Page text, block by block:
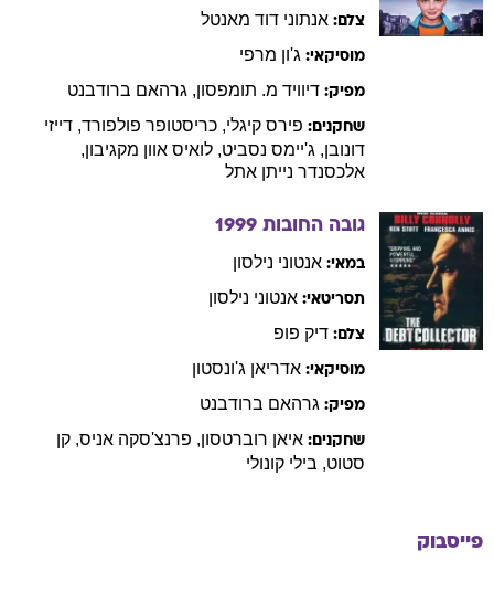
צלם: אנתוני דוד מאנטל
מוסיקאי: ג'ון מרפי
מפיק: דיוויד מ. תומפסון, גרהאם ברודבנט
שחקנים: פירס קיגלי, כריסטופר פולפורד, דייזי
דונובן, ג'יימס נסביט, לואיס אוון מקגיבון,
אלכסנדר נייתן אתל
גובה החובות 1999
במאי: אנטוני נילסון
תסריטאי: אנטוני נילסון
צלם: דיק פופ
מוסיקאי: אדריאן ג'ונסטון
מפיק: גרהאם ברודבנט
שחקנים: איאן רוברטסון, פרנצ'סקה אניס, קן
סטוט, בילי קונולי
פייסבוק